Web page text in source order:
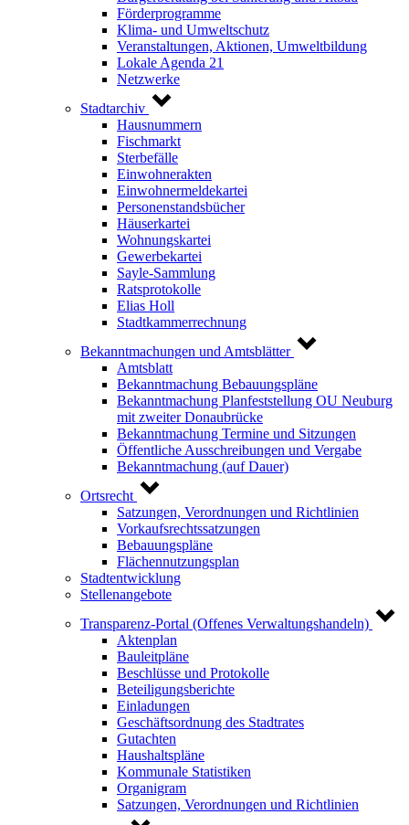
Förderprogramme
Klima- und Umweltschutz
Veranstaltungen, Aktionen, Umweltbildung
Lokale Agenda 21
Netzwerke
Stadtarchiv
Hausnummern
Fischmarkt
Sterbefälle
Einwohnerakten
Einwohnermeldekartei
Personenstandsbücher
Häuserkartei
Wohnungskartei
Gewerbekartei
Sayle-Sammlung
Ratsprotokolle
Elias Holl
Stadtkammerrechnung
Bekanntmachungen und Amtsblätter
Amtsblatt
Bekanntmachung Bebauungspläne
Bekanntmachung Planfeststellung OU Neuburg
mit zweiter Donaubrücke
Bekanntmachung Termine und Sitzungen
Öffentliche Ausschreibungen und Vergabe
Bekanntmachung (auf Dauer)
Ortsrecht
Satzungen, Verordnungen und Richtlinien
Vorkaufsrechtssatzungen
Bebauungspläne
Flächennutzungsplan
Stadtentwicklung
Stellenangebote
Transparenz-Portal (Offenes Verwaltungshandeln)
Aktenplan
Bauleitpläne
Beschlüsse und Protokolle
Beteiligungsberichte
Einladungen
Geschäftsordnung des Stadtrates
Gutachten
Haushaltspläne
Kommunale Statistiken
Organigram
Satzungen, Verordnungen und Richtlinien